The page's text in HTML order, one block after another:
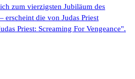
zum vierzigsten Jubiläum des
erscheint die von Judas Priest
Priest: Screaming For Vengeance".